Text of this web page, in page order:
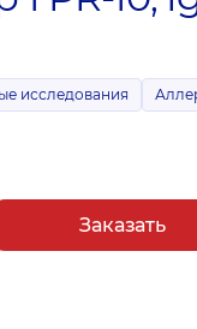
исследования
Заказать